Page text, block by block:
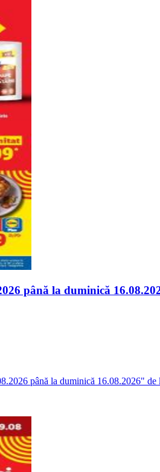
până la duminică
până la duminică 16.08.2026"